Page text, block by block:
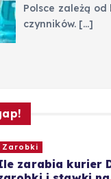
Polsce zależą
czynników. […]
Zarobki
zarabia kurier